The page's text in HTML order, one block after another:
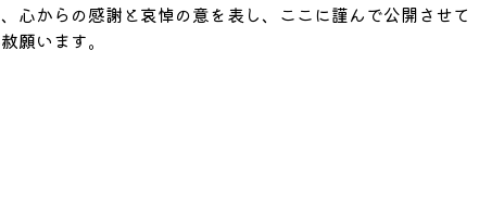
心からの感謝と哀悼の意を表し、ここに謹んで公開させて
願います。